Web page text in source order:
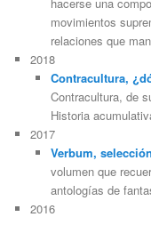
movimientos
relaciones que
2018
Contracultura,
Contracultura, de
Historia
2017
Verbum,
volumen que
antologías de
2016